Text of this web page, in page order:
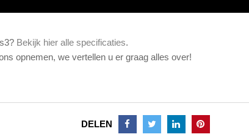
Bekijk hier alle specificaties.
opnemen, we vertellen u er graag alles over!
DELEN